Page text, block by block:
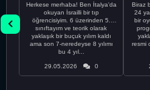
Herkese merhaba! Ben İtalya'da
okuyan İsrailli bir tıp
öğrencisiyim. 6 üzerinden 5.
sınıftayım ve teorik olarak
yaklaşık bir buçuk yılım kaldı
ama son 7-neredeyse 8 yılımı
bu 4 yıl...
29.05.2026 0
Biraz
24
bir
resmi